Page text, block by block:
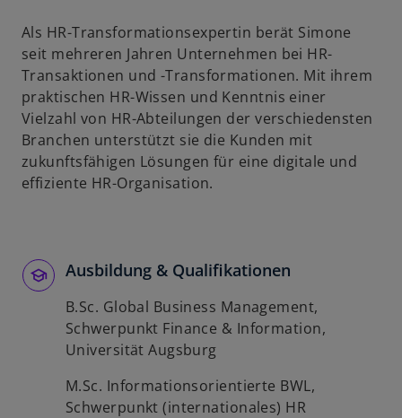
Als HR-Transformationsexpertin berät Simone
seit mehreren Jahren Unternehmen bei HR-
Transaktionen und -Transformationen. Mit ihrem
praktischen HR-Wissen und Kenntnis einer
Vielzahl von HR-Abteilungen der verschiedensten
Branchen unterstützt sie die Kunden mit
zukunftsfähigen Lösungen für eine digitale und
effiziente HR-Organisation.
Ausbildung & Qualifikationen
B.Sc. Global Business Management,
Schwerpunkt Finance & Information,
Universität Augsburg
M.Sc. Informationsorientierte BWL,
Schwerpunkt (internationales) HR